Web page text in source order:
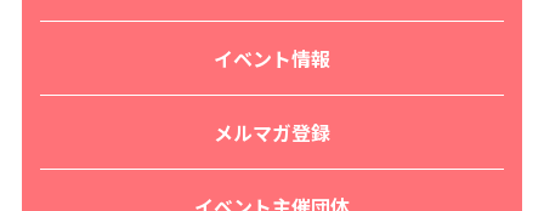
イベント情報
メルマガ登録